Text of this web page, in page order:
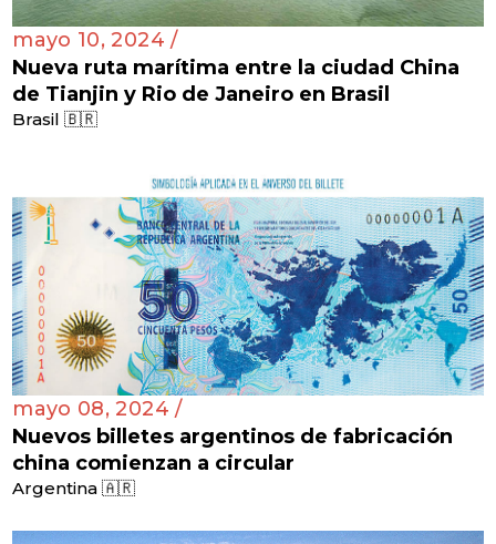
mayo 10, 2024 /
Nueva ruta marítima entre la ciudad China
de Tianjin y Rio de Janeiro en Brasil
Brasil 🇧🇷
mayo 08, 2024 /
Nuevos billetes argentinos de fabricación
china comienzan a circular
Argentina 🇦🇷